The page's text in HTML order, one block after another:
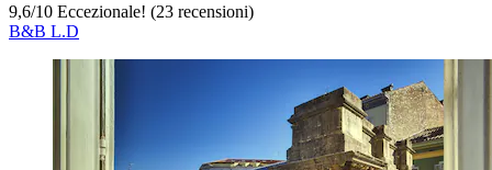
9,6/10 Eccezionale! (23 recensioni)
B&B L.D